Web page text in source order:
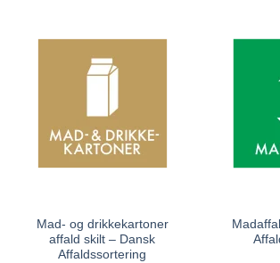
Mad- og drikkekartoner
affald skilt – Dansk
Affaldssortering